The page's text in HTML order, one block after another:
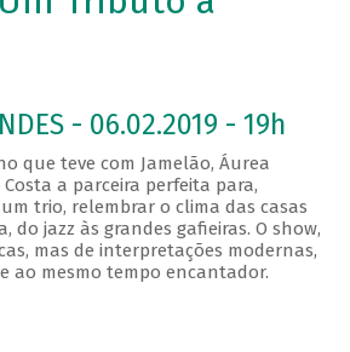
- 06.02.2019 - 19h
que teve com Jamelão, Áurea
a parceira perfeita para,
trio, relembrar o clima das casas
do jazz às grandes gafieiras. O show,
mas de interpretações modernas,
ao mesmo tempo encantador.